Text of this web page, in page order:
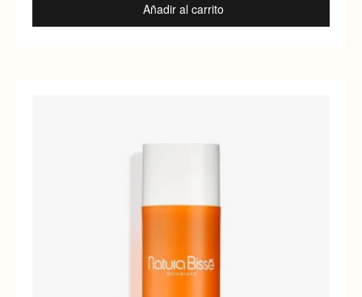
Añadir al carrito